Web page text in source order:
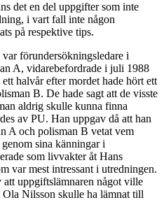
det en del uppgifter som inte
i vart fall inte någon
på respektive tips.
förundersökningsledare i
A, vidarebefordrade i juli 1988
halvår efter mordet hade hört ett
B. De hade sagt att de visste
aldrig skulle kunna finna
av PU. Han uppgav då att han
A och polisman B vetat vem
sina känningar i
som livvakter åt Hans
var mest intressant i utredningen.
uppgiftslämnaren något ville
Nilsson skulle ha lämnat till